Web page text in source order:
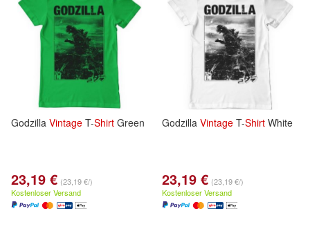
Godzilla Vintage T-Shirt Green
23,19 € (23,19 €/)
Kostenloser Versand
Godzilla Vintage T-Shirt White
23,19 € (23,19 €/)
Kostenloser Versand